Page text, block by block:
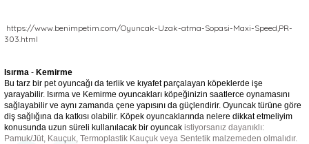
https://www.benimpetim.com/Oyuncak-Uzak-atma-Sopasi-Maxi-Speed,PR-
303.html
Isırma - Kemirme
Bu tarz bir pet oyuncağı da terlik ve kıyafet parçalayan köpeklerde işe
yarayabilir. Isırma ve Kemirme oyuncakları köpeğinizin saatlerce oynamasını
sağlayabilir ve aynı zamanda çene yapısını da güçlendirir. Oyuncak türüne göre
diş sağlığına da katkısı olabilir. Köpek oyuncaklarında nelere dikkat etmeliyim
konusunda uzun süreli kullanılacak bir oyuncak istiyorsanız dayanıklı:
Pamuk/Jüt, Kauçuk, Termoplastik Kauçuk veya Sentetik malzemeden olmalıdır.